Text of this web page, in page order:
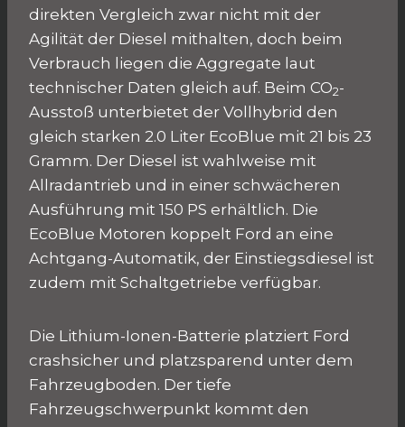
direkten Vergleich zwar nicht mit der
Agilität der Diesel mithalten, doch beim
Verbrauch liegen die Aggregate laut
technischer Daten gleich auf. Beim CO2-
Ausstoß unterbietet der Vollhybrid den
gleich starken 2.0 Liter EcoBlue mit 21 bis 23
Gramm. Der Diesel ist wahlweise mit
Allradantrieb und in einer schwächeren
Ausführung mit 150 PS erhältlich. Die
EcoBlue Motoren koppelt Ford an eine
Achtgang-Automatik, der Einstiegsdiesel ist
zudem mit Schaltgetriebe verfügbar.
Die Lithium-Ionen-Batterie platziert Ford
crashsicher und platzsparend unter dem
Fahrzeugboden. Der tiefe
Fahrzeugschwerpunkt kommt den